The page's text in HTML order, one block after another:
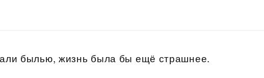
былью, жизнь была бы ещё страшнее.